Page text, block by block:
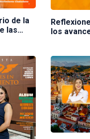
de la
las
los
Ponente
Varela